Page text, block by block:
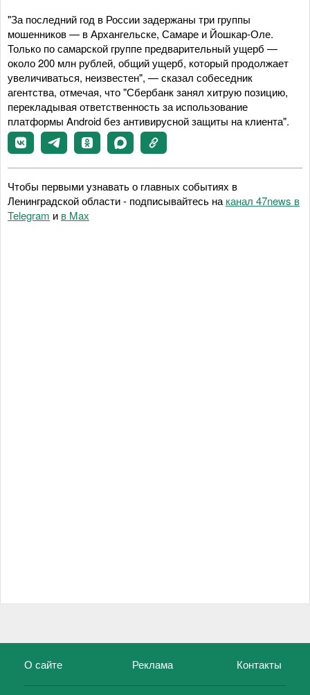
"За последний год в России задержаны три группы
мошенников — в Архангельске, Самаре и Йошкар-Оле.
Только по самарской группе предварительный ущерб —
около 200 млн рублей, общий ущерб, который продолжает
увеличиваться, неизвестен", — сказал собеседник
агентства, отмечая, что "Сбербанк занял хитрую позицию,
перекладывая ответственность за использование
платформы Android без антивирусной защиты на клиента".
Чтобы первыми узнавать о главных событиях в
Ленинградской области - подписывайтесь на канал 47news в
Telegram и в Maх
О сайте Реклама Контакты